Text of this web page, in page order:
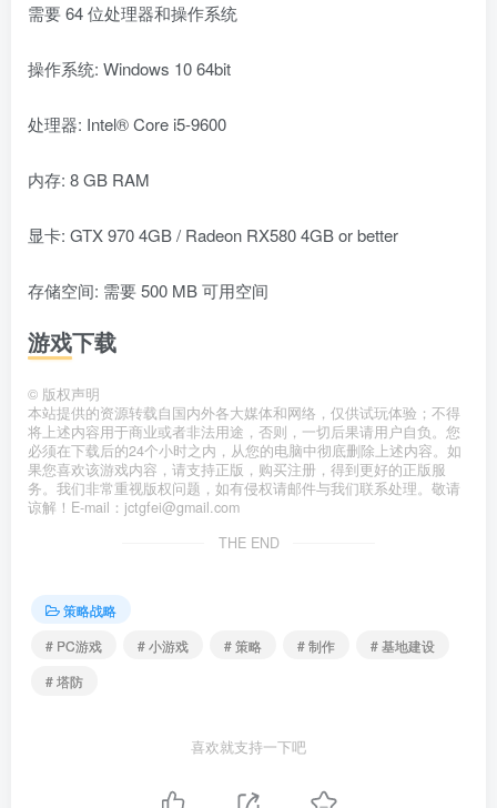
需要 64 位处理器和操作系统
操作系统: Windows 10 64bit
处理器: Intel® Core i5-9600
内存: 8 GB RAM
显卡: GTX 970 4GB / Radeon RX580 4GB or better
存储空间: 需要 500 MB 可用空间
游戏下载
© 版权声明
本站提供的资源转载自国内外各大媒体和网络，仅供试玩体验；不得
将上述内容用于商业或者非法用途，否则，一切后果请用户自负。您
必须在下载后的24个小时之内，从您的电脑中彻底删除上述内容。如
果您喜欢该游戏内容，请支持正版，购买注册，得到更好的正版服
务。我们非常重视版权问题，如有侵权请邮件与我们联系处理。敬请
谅解！E-mail：jctgfei@gmail.com
THE END
策略战略
# PC游戏
# 小游戏 # 策略 # 制作
# 基地建设
# 塔防
喜欢就支持一下吧